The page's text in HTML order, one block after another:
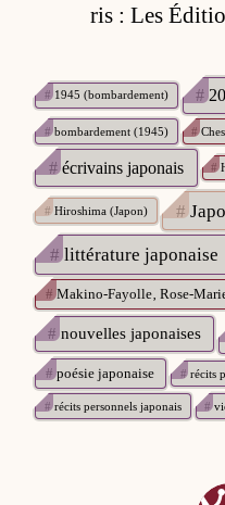
ris : Les
#1945 (bombardement) #
#bombardement (1945) #
#écrivains japonais #
#Hiroshima (Japon) #
#littérature japonaise
#Makino-Fayolle‚ Rose-
#nouvelles japonaises
# poésie japonaise #récits
#récits personnels japonais #